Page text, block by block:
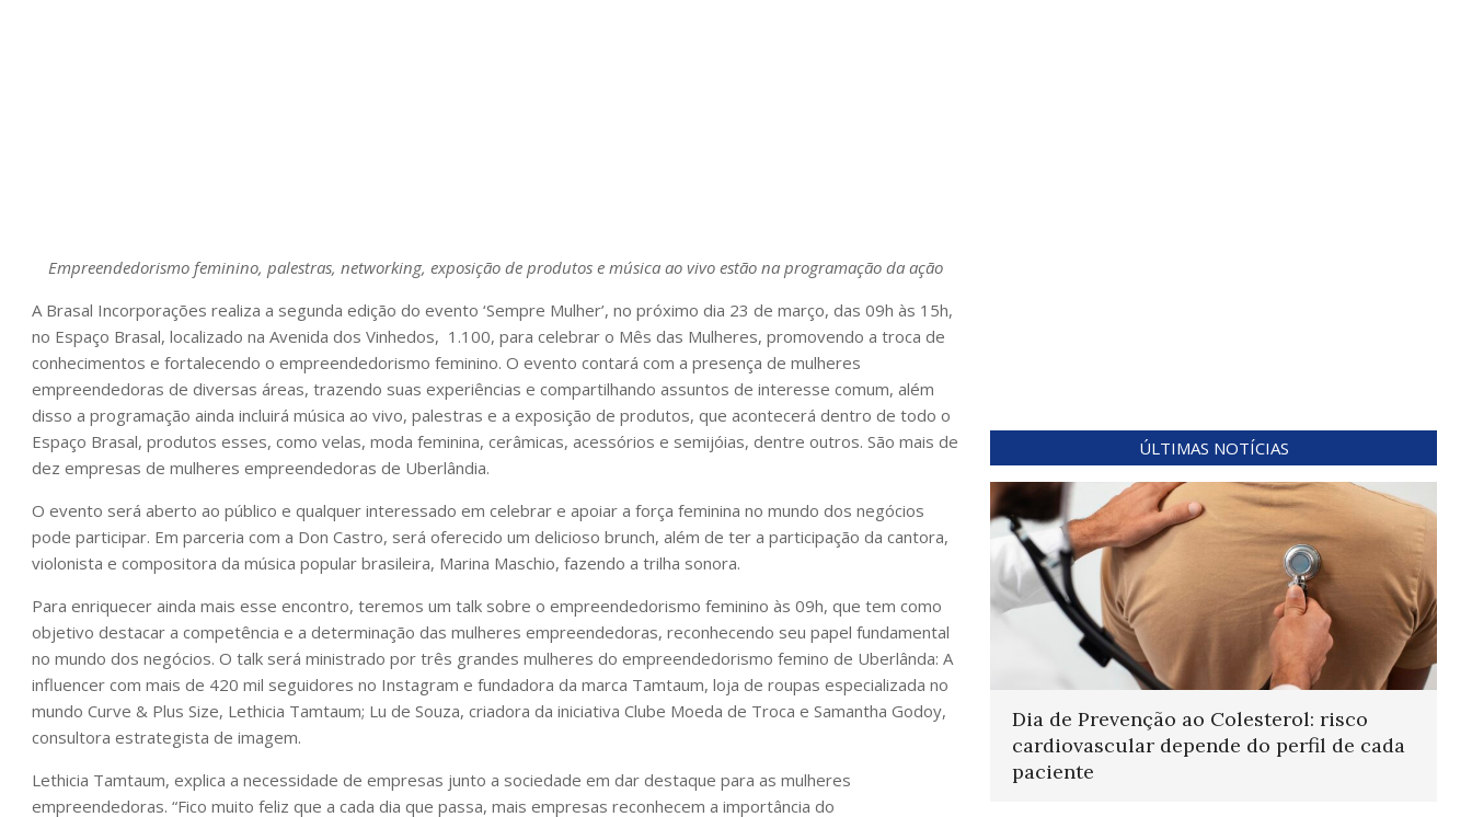
Empreendedorismo feminino, palestras, networking, exposição de produtos e música ao vivo estão na programação da ação
A Brasal Incorporações realiza a segunda edição do evento ‘Sempre Mulher’, no próximo dia 23 de março, das 09h às 15h,
no Espaço Brasal, localizado na Avenida dos Vinhedos, 1.100, para celebrar o Mês das Mulheres, promovendo a troca de
conhecimentos e fortalecendo o empreendedorismo feminino. O evento contará com a presença de mulheres
empreendedoras de diversas áreas, trazendo suas experiências e compartilhando assuntos de interesse comum, além
disso a programação ainda incluirá música ao vivo, palestras e a exposição de produtos, que acontecerá dentro de todo o
Espaço Brasal, produtos esses, como velas, moda feminina, cerâmicas, acessórios e semijóias, dentre outros. São mais de
dez empresas de mulheres empreendedoras de Uberlândia.
O evento será aberto ao público e qualquer interessado em celebrar e apoiar a força feminina no mundo dos negócios
pode participar. Em parceria com a Don Castro, será oferecido um delicioso brunch, além de ter a participação da cantora,
violonista e compositora da música popular brasileira, Marina Maschio, fazendo a trilha sonora.
Para enriquecer ainda mais esse encontro, teremos um talk sobre o empreendedorismo feminino às 09h, que tem como
objetivo destacar a competência e a determinação das mulheres empreendedoras, reconhecendo seu papel fundamental
no mundo dos negócios. O talk será ministrado por três grandes mulheres do empreendedorismo femino de Uberlânda: A
influencer com mais de 420 mil seguidores no Instagram e fundadora da marca Tamtaum, loja de roupas especializada no
mundo Curve & Plus Size, Lethicia Tamtaum; Lu de Souza, criadora da iniciativa Clube Moeda de Troca e Samantha Godoy,
consultora estrategista de imagem.
Lethicia Tamtaum, explica a necessidade de empresas junto a sociedade em dar destaque para as mulheres
empreendedoras. “Fico muito feliz que a cada dia que passa, mais empresas reconhecem a importância do
ÚLTIMAS NOTÍCIAS
Dia de Prevenção ao Colesterol: risco
cardiovascular depende do perfil de cada
paciente